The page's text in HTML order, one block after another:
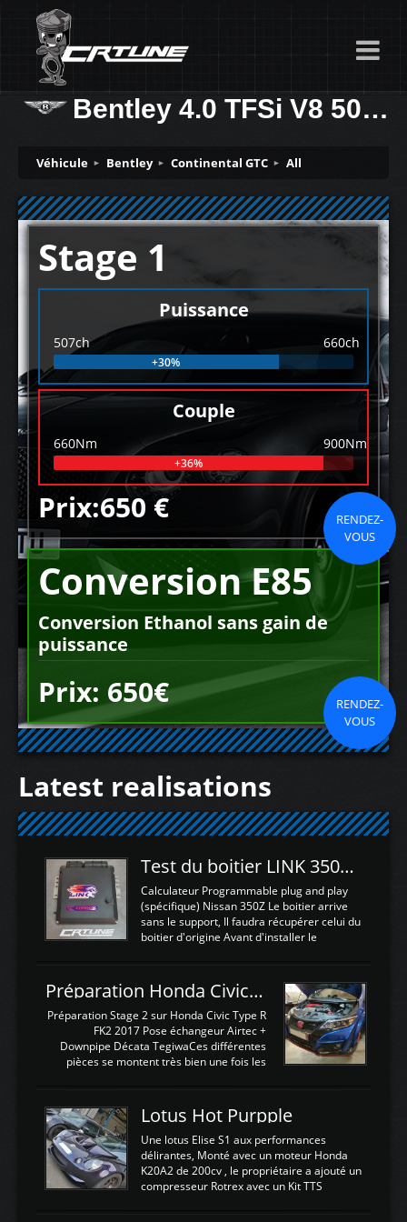
Bentley 4.0 TFSi V8 507ch
Véhicule Bentley Continental GTC All
Stage 1
Puissance
507ch 660ch
+30%
Couple
660Nm 900Nm
+36%
Prix:650 €
RENDEZ-
VOUS
Conversion E85
Conversion Ethanol sans gain de
puissance
Prix: 650€
RENDEZ-
VOUS
Latest realisations
Test du boitier LINK 350Z Plugin ECU
Calculateur Programmable plug and play
(spécifique) Nissan 350Z Le boitier arrive
sans le support, Il faudra récupérer celui du
boitier d'origine Avant d'installer le
d'envoyer l'information de la large bande
dans le boitier. sydney sweeney deepfake
La sortie 0-5V de l'afr sera connectée sur
l'entrée AN Volt 8 et GndAN pour
Analogique, et Volt car l'information est une
tension (Pas une résistance variable d'un
est temps de brancher le ...
Préparation Honda Civic Type R FK2
Préparation Stage 2 sur Honda Civic Type R
FK2 2017 Pose échangeur Airtec +
Downpipe Décata TegiwaCes différentes
pièces se montent très bien une fois les
légere découpe du plastique inferieur,
negénant en rien la structure ou le
fonctionnement du fond plat. Une
reprogrammation Stage 2 est faite sur le
calculateur d'origine. Une alternative
économique au passage sur Hondata
d'origine 310cv et 400Nn , Une fois
Lotus Hot Purpple
Une lotus Elise S1 aux performances
délirantes, Monté avec un moteur Honda
K20A2 de 200cv , le propriétaire a ajouté un
compresseur Rotrex avec un Kit TTS